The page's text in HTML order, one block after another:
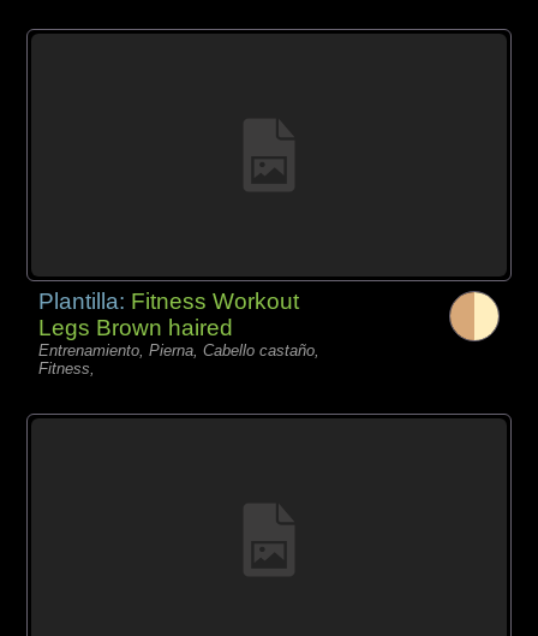
Plantilla: Fitness Workout
Legs Brown haired
Entrenamiento, Pierna, Cabello castaño,
Fitness,